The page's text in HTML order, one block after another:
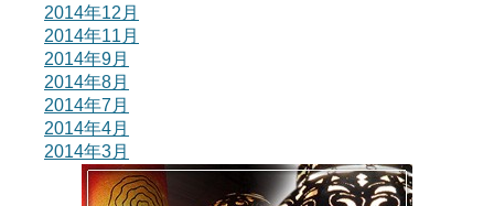
2014年12月
2014年11月
2014年9月
2014年8月
2014年7月
2014年4月
2014年3月